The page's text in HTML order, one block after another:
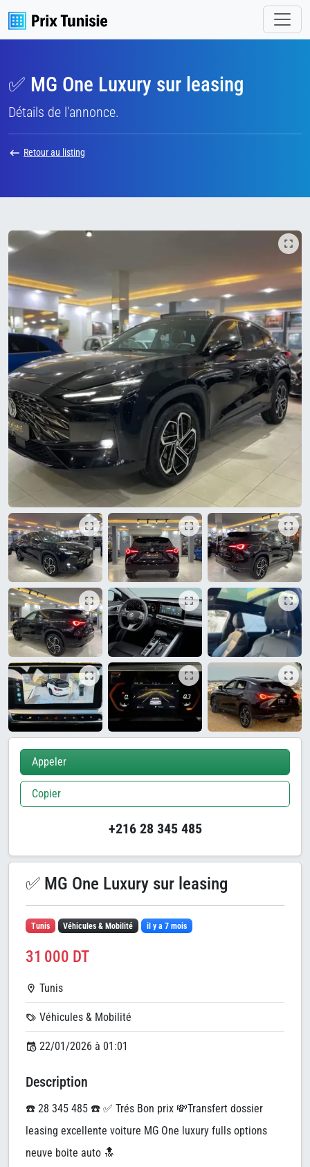
✅ MG One Luxury sur leasing
Détails de l'annonce.
Retour au listing
Appeler
Copier
+216 28 345 485
✅ MG One Luxury sur leasing
Tunis Véhicules & Mobilité il y a 7 mois
31 000 DT
Tunis
Véhicules & Mobilité
22/01/2026 à 01:01
Description
☎️ 28 345 485 ☎️ ✅ Trés Bon prix 💸Transfert dossier
leasing excellente voiture MG One luxury fulls options
neuve boite auto 🔝